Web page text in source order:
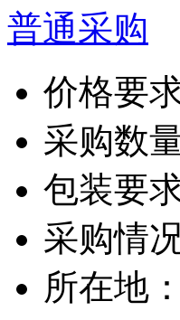
普通采购
价格要
采购数
包装要
采购情
所在地